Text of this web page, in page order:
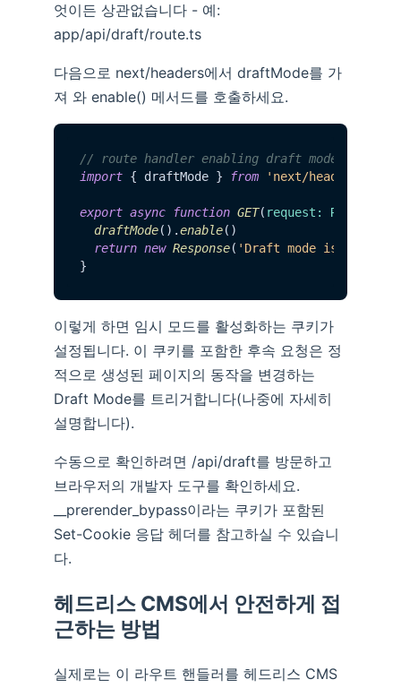
엇이든 상관없습니다 - 예:
app/api/draft/route.ts
다음으로 next/headers에서 draftMode를 가
져 와 enable() 메서드를 호출하세요.
// route handler enabling draft mode
import { draftMode } from 'next/headers'
export async function GET( request: Request
draftMode().enable()
return new Response( 'Draft mode is enabled'
이렇게 하면 임시 모드를 활성화하는 쿠키가
설정됩니다. 이 쿠키를 포함한 후속 요청은 정
적으로 생성된 페이지의 동작을 변경하는
Draft Mode를 트리거합니다(나중에 자세히
설명합니다).
수동으로 확인하려면 /api/draft를 방문하고
브라우저의 개발자 도구를 확인하세요.
__prerender_bypass이라는 쿠키가 포함된
Set-Cookie 응답 헤더를 참고하실 수 있습니
다.
헤드리스 CMS에서 안전하게 접
근하는 방법
실제로는 이 라우트 핸들러를 헤드리스 CMS